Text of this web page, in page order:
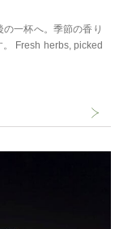
一杯へ。季節の香り
Fresh herbs, picked